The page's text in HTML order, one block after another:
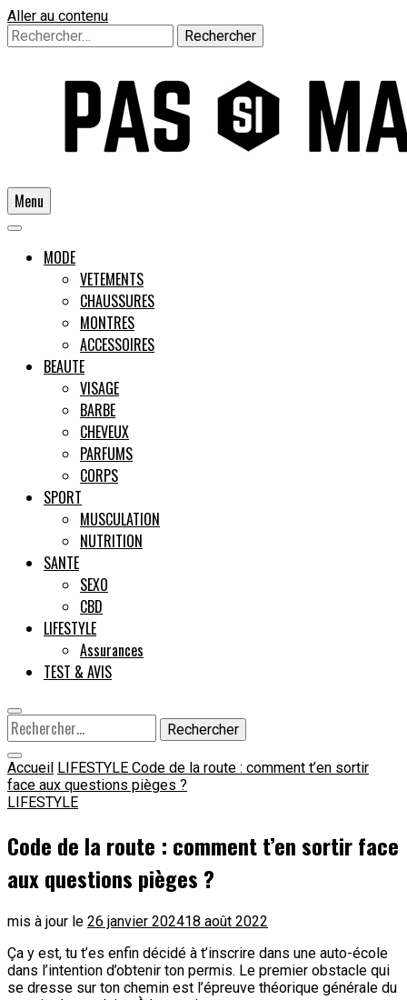
Aller au contenu
Rechercher :
Pas si
Male
Un guide pour l'homme moderne
Menu
MODE
VETEMENTS
CHAUSSURES
MONTRES
ACCESSOIRES
BEAUTE
VISAGE
BARBE
CHEVEUX
PARFUMS
CORPS
SPORT
MUSCULATION
NUTRITION
SANTE
SEXO
CBD
LIFESTYLE
Assurances
TEST & AVIS
Rechercher :
Accueil LIFESTYLE Code de la route : comment t’en sortir
face aux questions pièges ?
LIFESTYLE
Code de la route : comment t’en sortir face
aux questions pièges ?
mis à jour le 26 janvier 202418 août 2022
Ça y est, tu t’es enfin décidé à t’inscrire dans une auto-école
dans l’intention d’obtenir ton permis. Le premier obstacle qui
se dresse sur ton chemin est l’épreuve théorique générale du